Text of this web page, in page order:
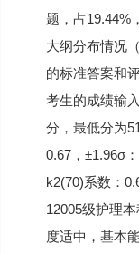
题，占19.44%
大纲分布情况
的标准答案和
考生的成绩输
分，最低分为
0.67，±1.96σ
k2(70)系数：
12005级护理
度适中，基本